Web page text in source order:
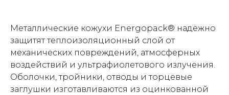
Металлические кожухи Energopack® надёжно
защитят теплоизоляционный слой от
механических повреждений, атмосферных
воздействий и ультрафиолетового излучения.
Оболочки, тройники, отводы и торцевые
заглушки изготавливаются из оцинкованной